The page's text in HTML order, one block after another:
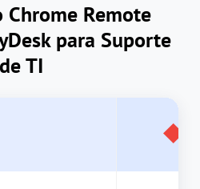
Chrome Remote
para Suporte
de TI